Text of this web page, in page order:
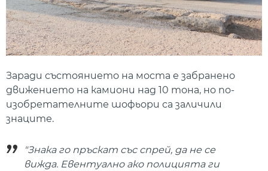
Заради състоянието на моста е забранено
движението на камиони над 10 тона, но по-
изобретателните шофьори са заличили
знаците.
"Знака го пръскат със спрей, да не се
вижда. Евентуално ако полицията ги